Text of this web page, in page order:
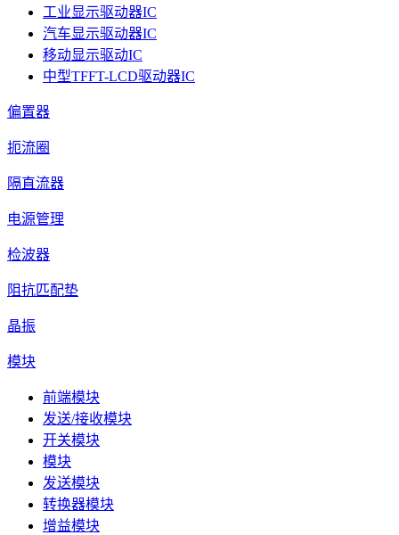
工业显示驱动器IC
汽车显示驱动器IC
移动显示驱动IC
中型TFFT-LCD驱动器IC
偏置器
扼流圈
隔直流器
电源管理
检波器
阻抗匹配垫
晶振
模块
前端模块
发送/接收模块
开关模块
模块
发送模块
转换器模块
增益模块